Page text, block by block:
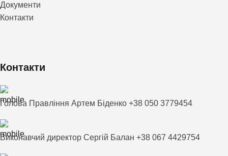
Документи
Контакти
Контакти
Голова Правління Артем Біденко +38 050 3779454
Виконавчий директор Сергій Балан +38 067 4429754